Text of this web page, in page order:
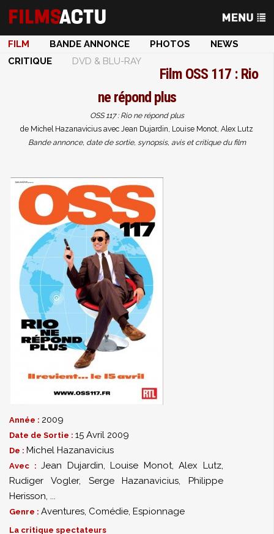
FILM BANDE ANNONCE PHOTOS
NEWS
CRITIQUE
DVD & BLU-RAY
Film OSS 117 : Rio
ne répond plus
OSS 117 : Rio ne répond plus
de Michel Hazanavicius avec Jean Dujardin, Louise Monot, Alex Lutz
Bande annonce, date de sortie, synopsis, avis et critique du film
Année : 2009
Date de Sortie : 15 Avril 2009
De : Michel Hazanavicius
Avec :Jean Dujardin,Louise Monot,Alex Lutz,
Rudiger Vogler, Serge Hazanavicius, Philippe
Herisson, ...
Genre : Aventures, Comédie, Espionnage
La critique spectateurs